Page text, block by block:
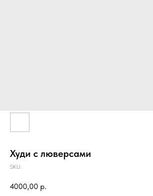
Худи с люверсами
SKU:
4000,00 р.